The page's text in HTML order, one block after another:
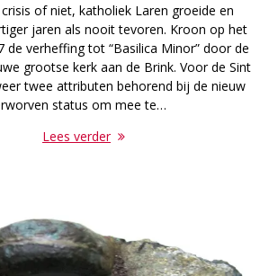
of niet, katholiek Laren groeide en
jaren als nooit tevoren. Kroon op het
de verheffing tot “Basilica Minor” door de
grootse kerk aan de Brink. Voor de Sint
twee attributen behorend bij de nieuw
status om mee te…
Lees verder